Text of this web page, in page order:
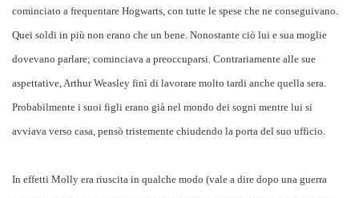
cominciato a frequentare Hogwarts, con tutte le spese che ne conseguivano.
Quei soldi in più non erano che un bene. Nonostante ciò lui e sua moglie
dovevano parlare; cominciava a preoccuparsi. Contrariamente alle sue
aspettative, Arthur Weasley finì di lavorare molto tardi anche quella sera.
Probabilmente i suoi figli erano già nel mondo dei sogni mentre lui si
avviava verso casa, pensò tristemente chiudendo la porta del suo ufficio.
In effetti Molly era riuscita in qualche modo (vale a dire dopo una guerra